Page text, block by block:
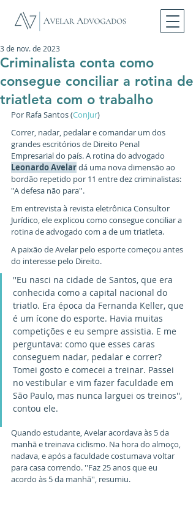
Criminalista conta como
consegue conciliar a rotina de
triatleta com o trabalho
3 de nov. de 2023
Por Rafa Santos (ConJur)
Correr, nadar, pedalar e comandar um dos
grandes escritórios de Direito Penal
Empresarial do país. A rotina do advogado
Leonardo Avelar dá uma nova dimensão ao
bordão repetido por 11 entre dez criminalistas:
''A defesa não para''.
Em entrevista à revista eletrônica Consultor
Jurídico, ele explicou como consegue conciliar a
rotina de advogado com a de um triatleta.
A paixão de Avelar pelo esporte começou antes
do interesse pelo Direito.
''Eu nasci na cidade de Santos, que era
conhecida como a capital nacional do
triatlo. Era época da Fernanda Keller, que
é um ícone do esporte. Havia muitas
competições e eu sempre assistia. E me
perguntava: como que esses caras
conseguem nadar, pedalar e correr?
Tomei gosto e comecei a treinar. Passei
no vestibular e vim fazer faculdade em
São Paulo, mas nunca larguei os treinos'',
contou ele.
Quando estudante, Avelar acordava às 5 da
manhã e treinava ciclismo. Na hora do almoço,
nadava, e após a faculdade costumava voltar
para casa correndo. ''Faz 25 anos que eu
acordo às 5 da manhã'', resumiu.